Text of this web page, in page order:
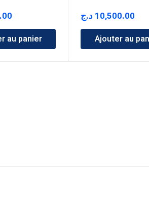
au panier
10,500.00 د.ج
Ajouter au